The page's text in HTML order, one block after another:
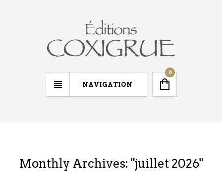
NAVIGATION
0
Monthly Archives: "juillet 2026"